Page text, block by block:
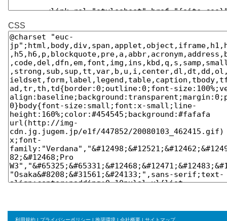
CSS
利用規約 | プライバシーポリシー | 推奨環境 | 会社概要 | サイトマップ